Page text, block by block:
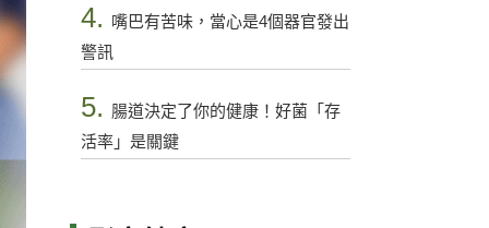
4. 嘴巴有苦味，當心是4個器官發出
警訊
5. 腸道決定了你的健康！好菌「存
活率」是關鍵